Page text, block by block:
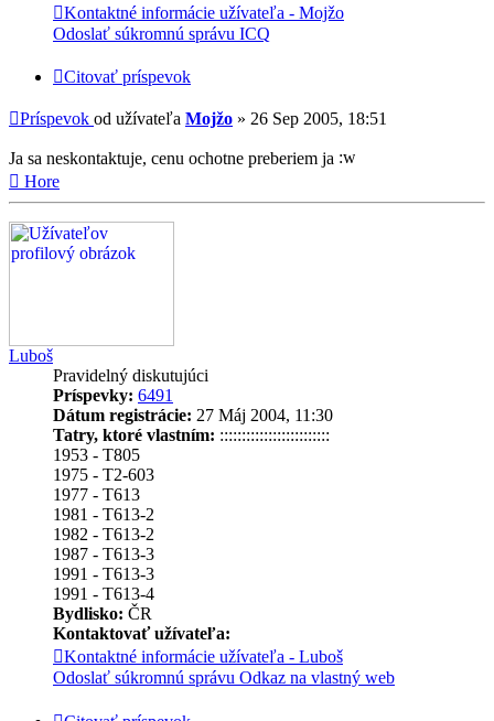
Kontaktné informácie užívateľa - Mojžo
Odoslať súkromnú správu ICQ
Citovať príspevok
Príspevok od užívateľa Mojžo » 26 Sep 2005, 18:51
Ja sa neskontaktuje, cenu ochotne preberiem ja
Hore
Luboš
Pravidelný diskutujúci
Príspevky: 6491
Dátum registrácie: 27 Máj 2004, 11:30
Tatry, ktoré vlastním: :::::::::::::::::::::::::
1953 - T805
1975 - T2-603
1977 - T613
1981 - T613-2
1982 - T613-2
1987 - T613-3
1991 - T613-3
1991 - T613-4
Bydlisko: ČR
Kontaktovať užívateľa:
Kontaktné informácie užívateľa - Luboš
Odoslať súkromnú správu Odkaz na vlastný web